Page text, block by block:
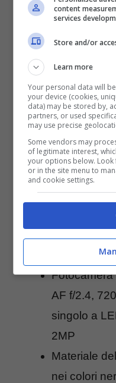
Ecco la
specchietto:
Sistema
Display HD
risoluzione
Processore
core da 1,1
AF f/2.4,
singolo a
2MP
Materiale
nei colori
content
services
Store and/or
Learn more
Your personal data will
your device (cookies,
data) may be stored by,
partners, or used
may use precise
Some vendors may
of legitimate interest,
your options below.
or in the site menu to
and cookie settings.